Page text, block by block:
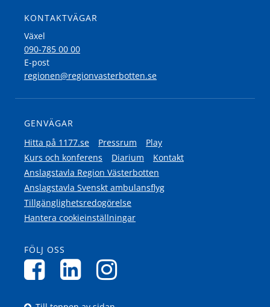
KONTAKTVÄGAR
Växel
090-785 00 00
E-post
regionen@regionvasterbotten.se
GENVÄGAR
Hitta på 1177.se
Pressrum
Play
Kurs och konferens
Diarium
Kontakt
Anslagstavla Region Västerbotten
Anslagstavla Svenskt ambulansflyg
Tillgänglighetsredogörelse
Hantera cookieinställningar
FÖLJ OSS